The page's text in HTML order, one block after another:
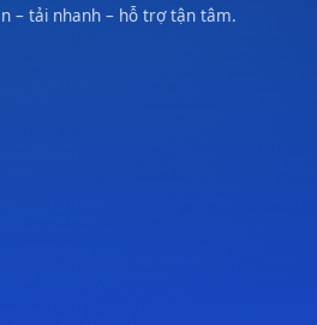
– tải nhanh – hỗ trợ tận tâm.